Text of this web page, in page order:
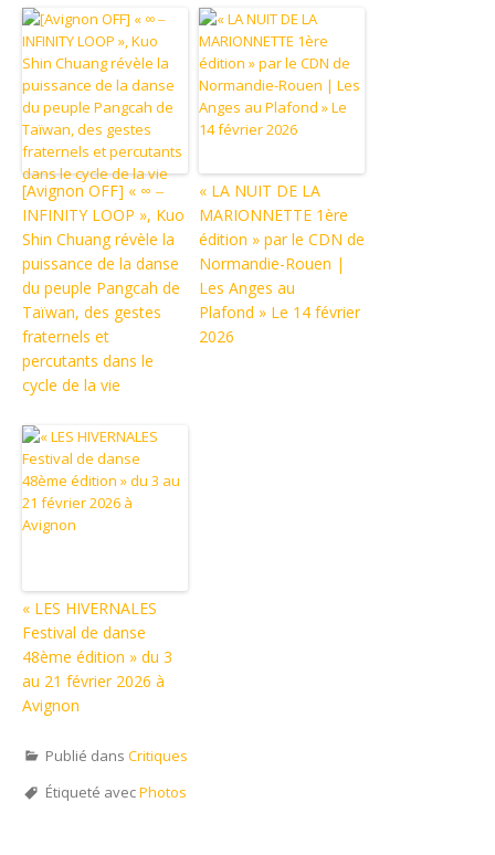
[Avignon OFF] « ∞ ‒
INFINITY LOOP », Kuo
Shin Chuang révèle la
puissance de la danse
du peuple Pangcah de
Taïwan, des gestes
fraternels et
percutants dans le
cycle de la vie
« LA NUIT DE LA
MARIONNETTE 1ère
édition » par le CDN de
Normandie-Rouen |
Les Anges au
Plafond » Le 14 février
2026
« LES HIVERNALES
Festival de danse
48ème édition » du 3
au 21 février 2026 à
Avignon
Publié dans Critiques
Étiqueté avecPhotos